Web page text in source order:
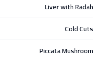
Liver with Radah
Cold Cuts
Piccata Mushroom